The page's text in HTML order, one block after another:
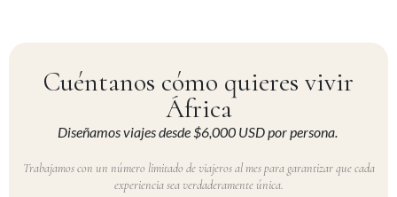
Cuéntanos cómo quieres vivir
África
Diseñamos viajes desde $6,000 USD por persona.
Trabajamos con un número limitado de viajeros al mes para garantizar que cada
experiencia sea verdaderamente única.